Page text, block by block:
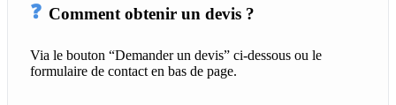
❓ Comment obtenir un devis ?
Via le bouton “Demander un devis” ci-dessous ou le
formulaire de contact en bas de page.